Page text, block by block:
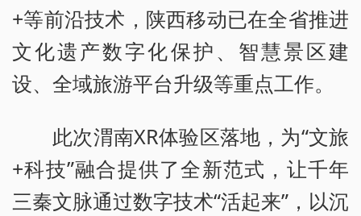
+等前沿技术，陕西移动已在全省推进
文化遗产数字化保护、智慧景区建
设、全域旅游平台升级等重点工作。
此次渭南XR体验区落地，为“文旅
+科技”融合提供了全新范式，让千年
三秦文脉通过数字技术“活起来”，以沉